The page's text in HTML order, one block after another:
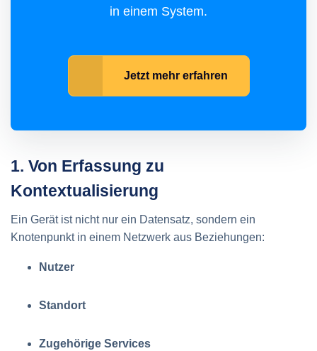
in einem System.
Jetzt mehr erfahren
1. Von Erfassung zu
Kontextualisierung
Ein Gerät ist nicht nur ein Datensatz, sondern ein
Knotenpunkt in einem Netzwerk aus Beziehungen:
Nutzer
Standort
Zugehörige Services